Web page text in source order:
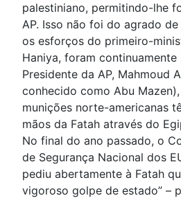
palestiniano, permitindo-lhe
AP. Isso não foi do agrado
os esforços do primeiro-
Haniya, foram
Presidente da AP, Mahmoud
conhecido como Abu
munições norte-americanas
mãos da Fatah através do
No final do ano passado, o
de Segurança Nacional dos
pediu abertamente à Fatah
vigoroso golpe de estado” –